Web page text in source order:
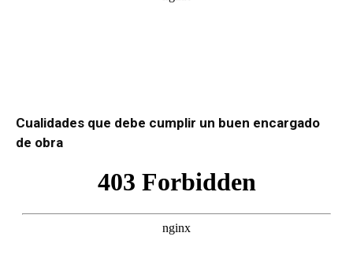
Cualidades que debe cumplir un buen encargado
de obra